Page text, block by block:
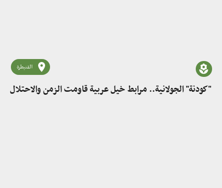
القنيطرة
"كودنة" الجولانية.. مرابط خيل عربية قاومت الزمن والاحتلال